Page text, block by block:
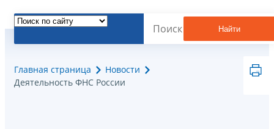
Найти
Главная страница
Новости
Деятельность ФНС России